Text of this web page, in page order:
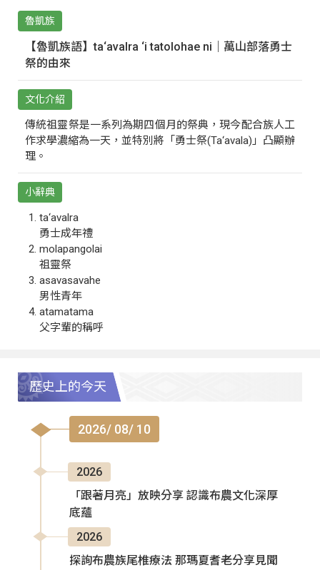
魯凱族
【魯凱族語】ta‘avalra ‘i tatolohae ni｜萬山部落勇士
祭的由來
文化介紹
傳統祖靈祭是一系列為期四個月的祭典，現今配合族人工
作求學濃縮為一天，並特別將「勇士祭(Ta‘avala)」凸顯辦
理。
小辭典
ta‘avalra
勇士成年禮
molapangolai
祖靈祭
asavasavahe
男性青年
atamatama
父字輩的稱呼
歷史上的今天
2026/ 08/ 10
2026
「跟著月亮」放映分享 認識布農文化深厚
底蘊
2026
探詢布農族尾椎療法 那瑪夏耆老分享見聞